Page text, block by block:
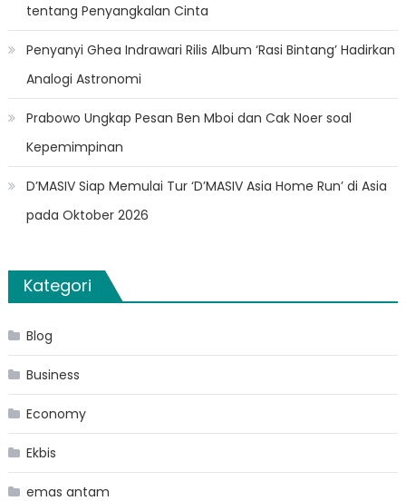
tentang Penyangkalan Cinta
Penyanyi Ghea Indrawari Rilis Album ‘Rasi Bintang’ Hadirkan
Analogi Astronomi
Prabowo Ungkap Pesan Ben Mboi dan Cak Noer soal
Kepemimpinan
D’MASIV Siap Memulai Tur ‘D’MASIV Asia Home Run’ di Asia
pada Oktober 2026
Kategori
Blog
Business
Economy
Ekbis
emas antam